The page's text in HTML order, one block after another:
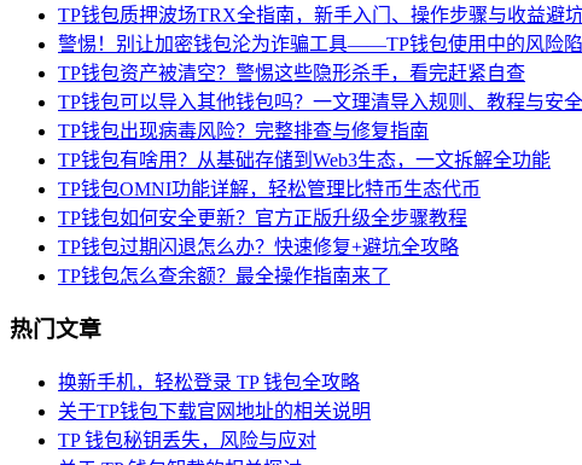
TP钱包质押波场TRX全指南，新手入门、操作步骤与收益避
警惕！别让加密钱包沦为诈骗工具——TP钱包使用中的风险
TP钱包资产被清空？警惕这些隐形杀手，看完赶紧自查
TP钱包可以导入其他钱包吗？一文理清导入规则、教程与安
TP钱包出现病毒风险？完整排查与修复指南
TP钱包有啥用？从基础存储到Web3生态，一文拆解全功能
TP钱包OMNI功能详解，轻松管理比特币生态代币
TP钱包如何安全更新？官方正版升级全步骤教程
TP钱包过期闪退怎么办？快速修复+避坑全攻略
TP钱包怎么查余额？最全操作指南来了
热门文章
换新手机，轻松登录 TP 钱包全攻略
关于TP钱包下载官网地址的相关说明
TP 钱包秘钥丢失，风险与应对